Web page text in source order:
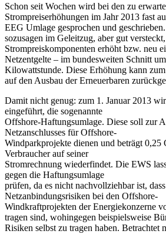
Schon seit Wochen wird bei den zu
Strompreiserhöhungen im Jahr 2013 fast
EEG Umlage gesprochen und
sozusagen im Geleitzug, aber gut
Strompreiskomponenten erhöht bzw. neu
Netzentgelte – im bundesweiten Schnitt
Kilowattstunde. Diese Erhöhung kann
auf den Ausbau der Erneuerbaren
Damit nicht genug: zum 1. Januar 2013
eingeführt, die sogenannte
Offshore-Haftungsumlage. Diese soll zur
Netzanschlusses für Offshore-
Windparkprojekte dienen und beträgt 0,25
Verbraucher auf seiner
Stromrechnung wiederfindet. Die EWS
gegen die Haftungsumlage
prüfen, da es nicht nachvollziehbar ist,
Netzanbindungsrisiken bei den Offshore-
Windkraftprojekten der Energiekonzerne
tragen sind, wohingegen beispielsweise
Risiken selbst zu tragen haben. Betrachtet